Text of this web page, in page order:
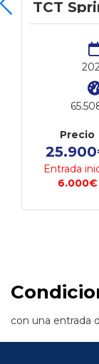
TCT
Precio
Entrada
6.000€
con una entrada